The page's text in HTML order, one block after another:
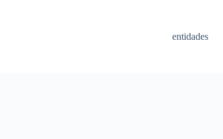
entidades